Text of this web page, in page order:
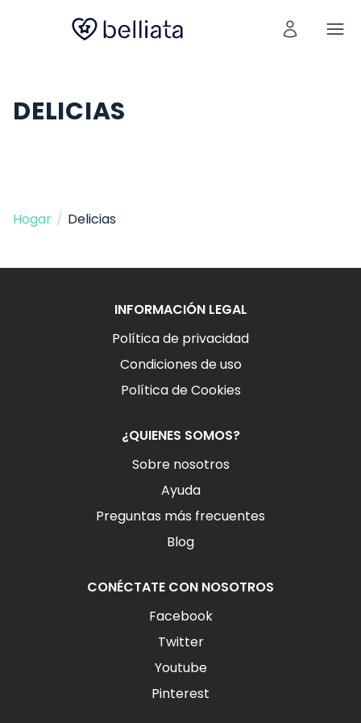
DELICIAS
Hogar / Delicias
INFORMACIÓN LEGAL
Política de privacidad
Condiciones de uso
Política de Cookies
¿QUIENES SOMOS?
Sobre nosotros
Ayuda
Preguntas más frecuentes
Blog
CONÉCTATE CON NOSOTROS
Facebook
Twitter
Youtube
Pinterest